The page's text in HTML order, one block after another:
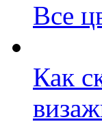
Все
Как